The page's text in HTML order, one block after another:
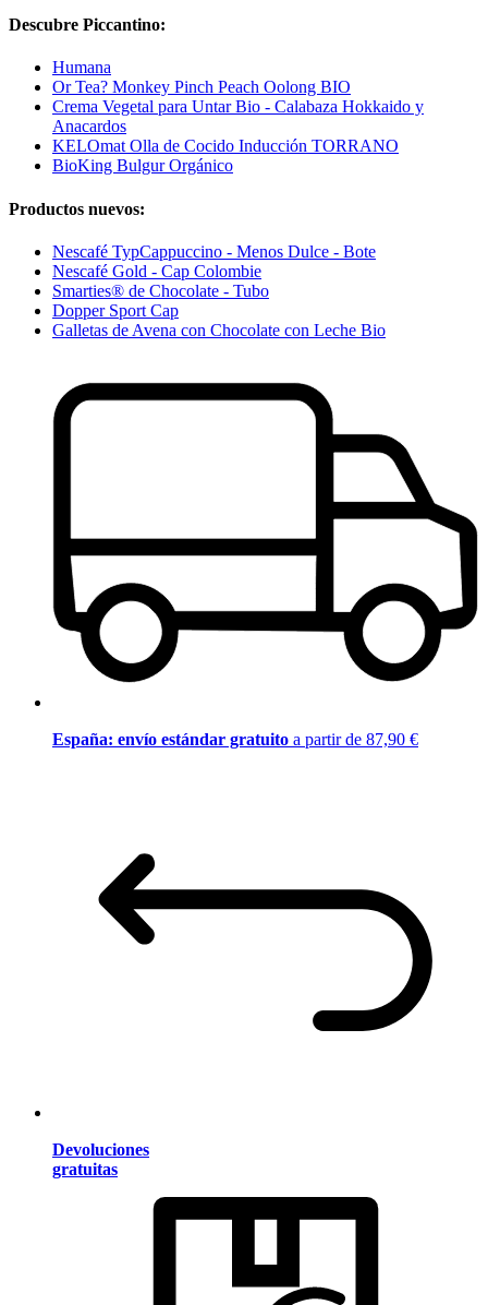
Descubre Piccantino:
Humana
Or Tea? Monkey Pinch Peach Oolong BIO
Crema Vegetal para Untar Bio - Calabaza Hokkaido y
Anacardos
KELOmat Olla de Cocido Inducción TORRANO
BioKing Bulgur Orgánico
Productos nuevos:
Nescafé TypCappuccino - Menos Dulce - Bote
Nescafé Gold - Cap Colombie
Smarties® de Chocolate - Tubo
Dopper Sport Cap
Galletas de Avena con Chocolate con Leche Bio
España: envío estándar gratuito a partir de 87,90 €
Devoluciones
gratuitas